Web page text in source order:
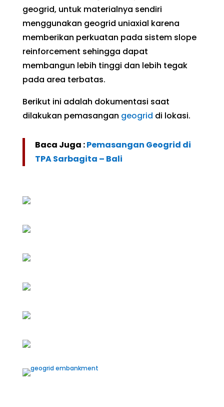
geogrid, untuk materialnya sendiri
menggunakan geogrid uniaxial karena
memberikan perkuatan pada sistem slope
reinforcement sehingga dapat
membangun lebih tinggi dan lebih tegak
pada area terbatas.
Berikut ini adalah dokumentasi saat
dilakukan pemasangan geogrid di lokasi.
Baca Juga :Pemasangan Geogrid di
TPA Sarbagita – Bali